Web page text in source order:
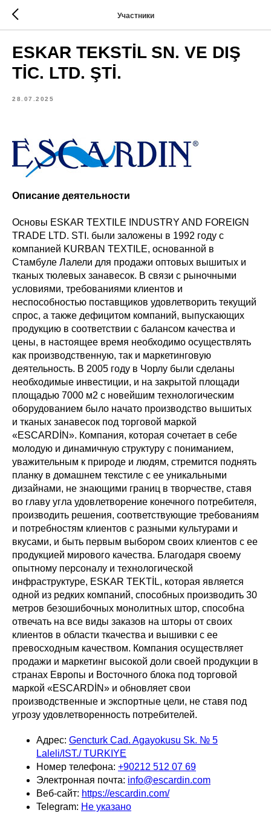
Участники
ESKAR TEKSTİL SN. VE DIŞ
TİC. LTD. ŞTİ.
28.07.2025
Описание деятельности
Основы ESKAR TEXTILE INDUSTRY AND FOREIGN
TRADE LTD. STI. были заложены в 1992 году с
компанией KURBAN TEXTILE, основанной в
Стамбуле Лалели для продажи оптовых вышитых и
тканых тюлевых занавесок. В связи с рыночными
условиями, требованиями клиентов и
неспособностью поставщиков удовлетворить текущий
спрос, а также дефицитом компаний, выпускающих
продукцию в соответствии с балансом качества и
цены, в настоящее время необходимо осуществлять
как производственную, так и маркетинговую
деятельность. В 2005 году в Чорлу были сделаны
необходимые инвестиции, и на закрытой площади
площадью 7000 м2 с новейшим технологическим
оборудованием было начато производство вышитых
и тканых занавесок под торговой маркой
«ESCARDİN». Компания, которая сочетает в себе
молодую и динамичную структуру с пониманием,
уважительным к природе и людям, стремится поднять
планку в домашнем текстиле с ее уникальными
дизайнами, не знающими границ в творчестве, ставя
во главу угла удовлетворение конечного потребителя,
производить решения, соответствующие требованиям
и потребностям клиентов с разными культурами и
вкусами, и быть первым выбором своих клиентов с ее
продукцией мирового качества. Благодаря своему
опытному персоналу и технологической
инфраструктуре, ESKAR TEKTİL, которая является
одной из редких компаний, способных производить 30
метров безошибочных монолитных штор, способна
отвечать на все виды заказов на шторы от своих
клиентов в области ткачества и вышивки с ее
превосходным качеством. Компания осуществляет
продажи и маркетинг высокой доли своей продукции в
странах Европы и Восточного блока под торговой
маркой «ESCARDİN» и обновляет свои
производственные и экспортные цели, не ставя под
угрозу удовлетворенность потребителей.
Адрес: Gencturk Cad. Agayokusu Sk. № 5
Laleli/IST./ TURKIYE
Номер телефона: +90212 512 07 69
Электронная почта: info@escardin.com
Веб-сайт: https://escardin.com/
Telegram: Не указано